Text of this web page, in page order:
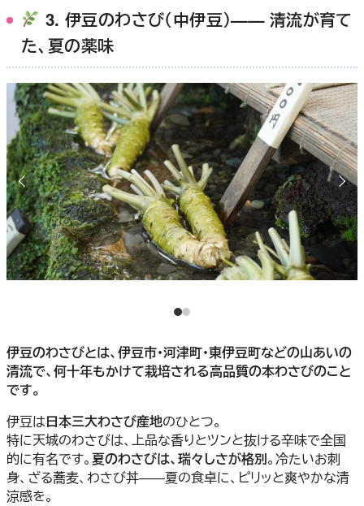
3. 伊豆のわさび（中伊豆）—— 清流が育て
た、夏の薬味
伊豆のわさびとは、伊豆市・河津町・東伊豆町などの山あいの
清流で、何十年もかけて栽培される高品質の本わさびのこと
です。
伊豆は日本三大わさび産地のひとつ。
特に天城のわさびは、上品な香りとツンと抜ける辛味で全国
的に有名です。夏のわさびは、瑞々しさが格別。冷たいお刺
身、ざる蕎麦、わさび丼——夏の食卓に、ピリッと爽やかな清
涼感を。